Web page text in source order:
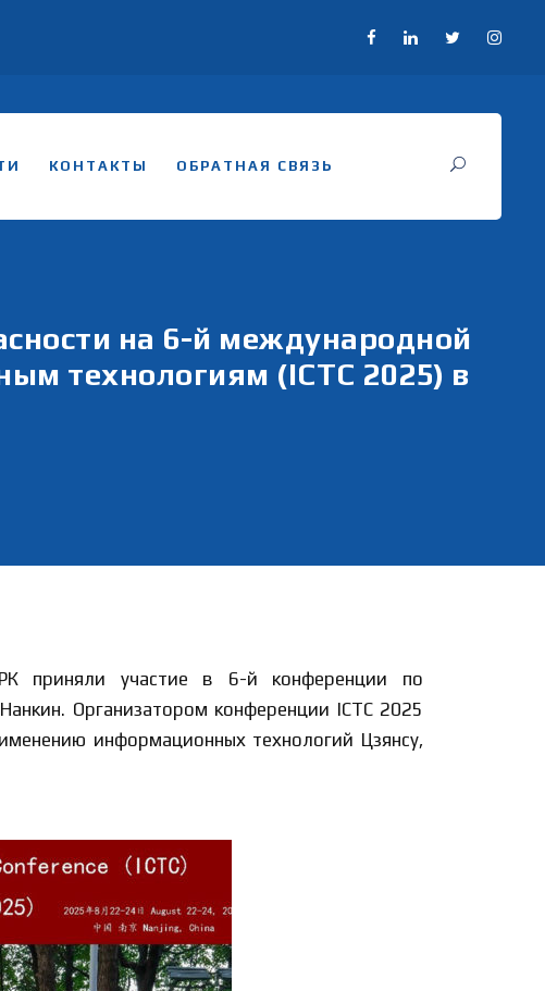
КОНТАКТЫ ОБРАТНАЯ СВЯЗЬ
на 6-й международной
технологиям (ICTC 2025) в
приняли участие в 6-й конференции по
Организатором конференции ICTC 2025
информационных технологий Цзянсу,